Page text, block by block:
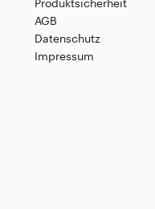
AGB
Datenschutz
Impressum